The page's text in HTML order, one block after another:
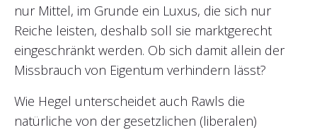
nur Mittel, im Grunde ein Luxus, die sich nur
Reiche leisten, deshalb soll sie marktgerecht
eingeschränkt werden. Ob sich damit allein der
Missbrauch von Eigentum verhindern lässt?
Wie Hegel unterscheidet auch Rawls die
natürliche von der gesetzlichen (liberalen)